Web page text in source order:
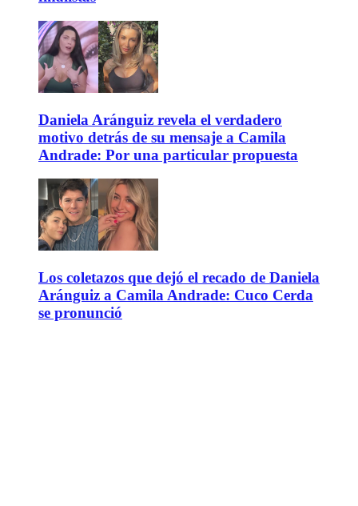
Daniela Aránguiz revela el verdadero
motivo detrás de su mensaje a Camila
Andrade: Por una particular propuesta
Los coletazos que dejó el recado de Daniela
Aránguiz a Camila Andrade: Cuco Cerda
se pronunció